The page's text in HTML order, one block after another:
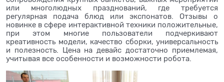
или многолюдных празднований, где требуется
регулярная подача блюд или экспонатов. Отзывы о
новинке в сфере интерактивной техники положительные,
при этом многие пользователи подчеркивают
креативность модели, качество сборки, универсальность
и полезность. Цена на девайс достаточно приемлемая,
учитывая все особенности и возможности робота.